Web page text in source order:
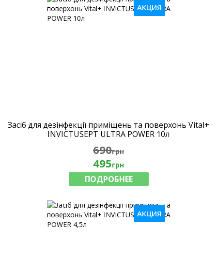
АКЦИЯ
Засіб для дезінфекції приміщень та поверхонь Vital+
INVICTUSEPT ULTRA POWER 10л
690грн
495грн
ПОДРОБНЕЕ
АКЦИЯ